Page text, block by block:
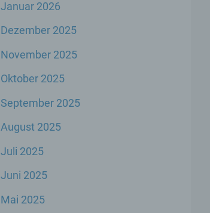
Januar 2026
Dezember 2025
November 2025
Oktober 2025
September 2025
August 2025
Juli 2025
Juni 2025
Mai 2025